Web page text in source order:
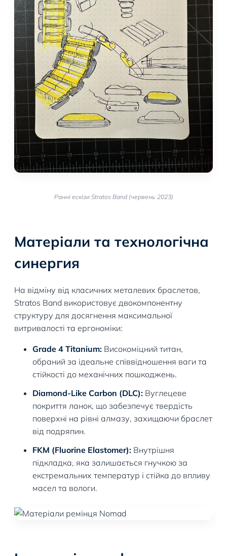
Ранні ескізи Stratos Band (червень 2023)
Матеріали та технологічна
синергия
На відміну від класичних металевих браслетов,
Stratos Band використовує двокомпонентну
структуру для досягнення максимальної
витривалості та ергономіки:
Grade 4 Titanium: Високоміцний титан,
обраний за ідеальне співвідношення ваги та
стійкості до механічних пошкоджень.
Diamond-Like Carbon (DLC): Вуглецеве
покриття ланок, що забезпечує твердість
поверхні на рівні алмазу, захищаючи браслет
від подряпин.
FKM (Fluorine Elastomer): Внутрішня
підкладка, яка залишається гнучкою за
екстремальних температур і стійка до впливу
масел та вологи.